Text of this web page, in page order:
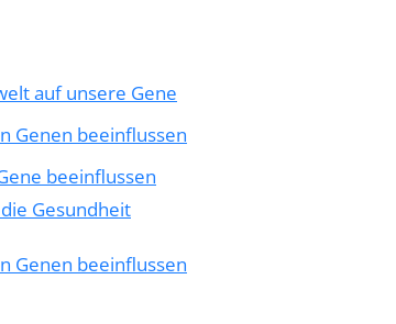
auf unsere Gene
Genen beeinflussen
beeinflussen
Gesundheit
Genen beeinflussen